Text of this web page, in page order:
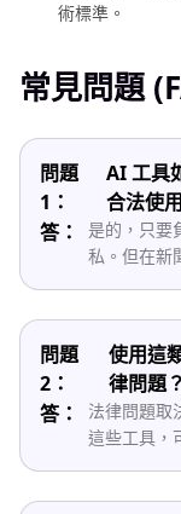
術標準。
常見問題
問題
1：
AI 工具
合法使
答：
是的，只要
私。但在新
問題
2：
使用這
律問題？
答：
法律問題取
這些工具，